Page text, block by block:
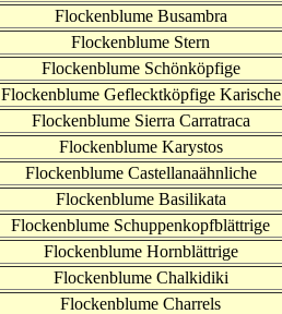
Flockenblume Busambra
Flockenblume Stern
Flockenblume Schönköpfige
Flockenblume Geflecktköpfige Karische
Flockenblume Sierra Carratraca
Flockenblume Karystos
Flockenblume Castellanaähnliche
Flockenblume Basilikata
Flockenblume Schuppenkopfblättrige
Flockenblume Hornblättrige
Flockenblume Chalkidiki
Flockenblume Charrels